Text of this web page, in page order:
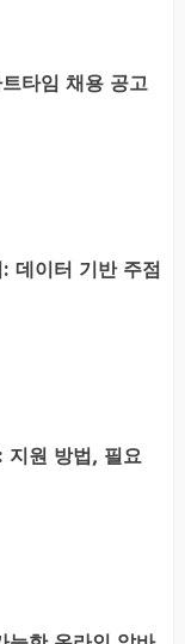
타임 채용 공고
데이터 기반 주점
지원 방법, 필요